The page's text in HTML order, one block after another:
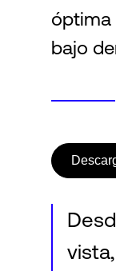
óptima
bajo